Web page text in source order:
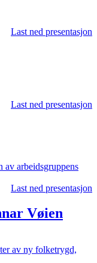
Last ned presentasjon
Last ned presentasjon
arbeidsgruppens
Last ned presentasjon
Vøien
av ny folketrygd,